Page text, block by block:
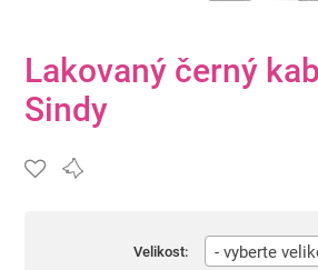
Lakovaný černý
Sindy
Velikost: - vyberte